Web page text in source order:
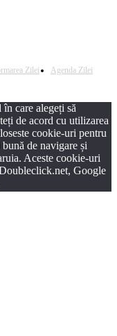
Zilei
Agenda Zilei
care alegeți să
de acord cu utilizarea
cookie-uri pentru
de navigare și
Aceste cookie-uri
Google